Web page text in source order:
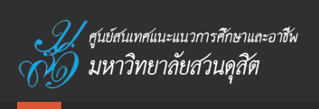
content
ศูนย์